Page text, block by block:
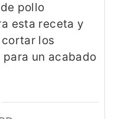
pollo
esta receta y
los
un acabado